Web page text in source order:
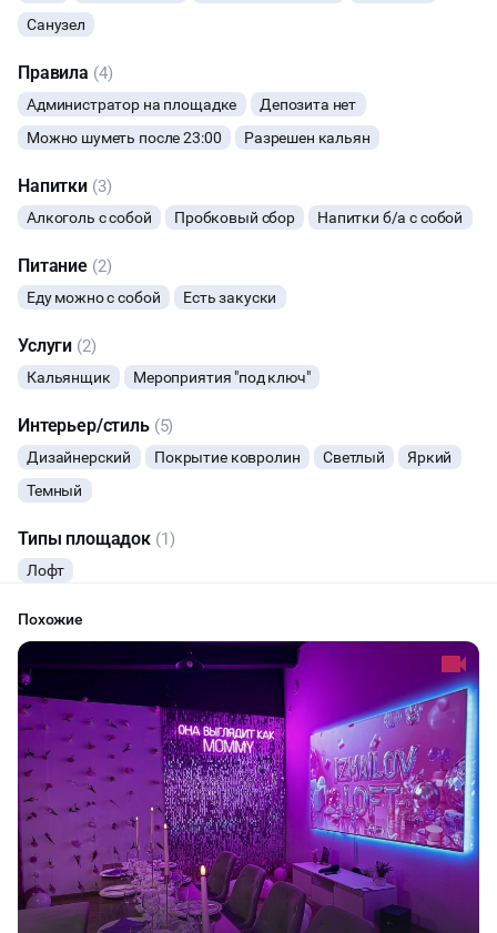
Санузел
Правила (4)
Администратор на площадке
Депозита нет
Можно шуметь после 23:00
Разрешен кальян
Напитки (3)
Алкоголь с собой Пробковый сбор Напитки б/а с собой
Питание (2)
Еду можно с собой Есть закуски
Услуги (2)
Кальянщик Мероприятия "под ключ"
Интерьер/стиль (5)
Дизайнерский Покрытие ковролин Светлый
Яркий
Темный
Типы площадок (1)
Лофт
НОВЫЙ ГОД
ТАНЦЫ
КИНОПРОСМОТР
ФУРШЕТЫ
ЧАЕПИТИЕ
Похожие